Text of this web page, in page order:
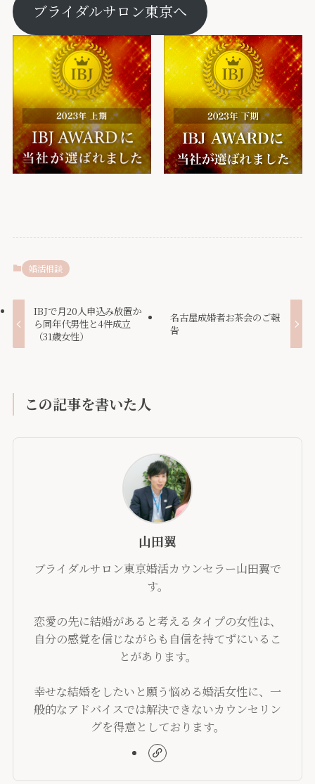
ブライダルサロン東京へ
婚活相談
IBJで月20人申込み放置か
ら同年代男性と4件成立
（31歳女性）
名古屋成婚者お茶会のご報
告
この記事を書いた人
山田翼
ブライダルサロン東京婚活カウンセラー山田翼で
す。
恋愛の先に結婚があると考えるタイプの女性は、
自分の感覚を信じながらも自信を持てずにいるこ
とがあります。
幸せな結婚をしたいと願う悩める婚活女性に、一
般的なアドバイスでは解決できないカウンセリン
グを得意としております。